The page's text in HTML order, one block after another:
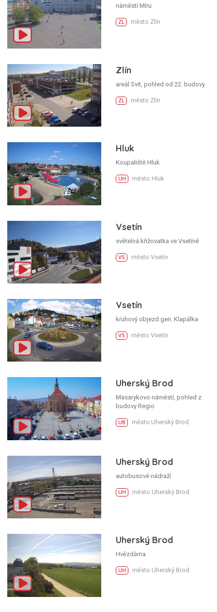
náměstí Míru
ZL město Zlín
Zlín
areál Svit, pohled od 22. budovy
ZL město Zlín
Hluk
Koupaliště Hluk
UH město Hluk
Vsetín
světelná křižovatka ve Vsetíně
VS město Vsetín
Vsetín
kruhový objezd gen. Klapálka
VS město Vsetín
Uherský Brod
Masarykovo náměstí, pohled z
budovy Regio
UB město Uherský Brod
Uherský Brod
autobusové nádraží
UH město Uherský Brod
Uherský Brod
Hvězdárna
UH město Uherský Brod